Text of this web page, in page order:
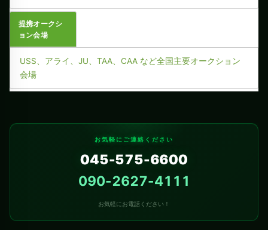
提携オークシ
ョン会場
USS、アライ、JU、TAA、CAA など全国主要オークション
会場
お気軽にご連絡ください
045-575-6600
090-2627-4111
お気軽にお電話ください！